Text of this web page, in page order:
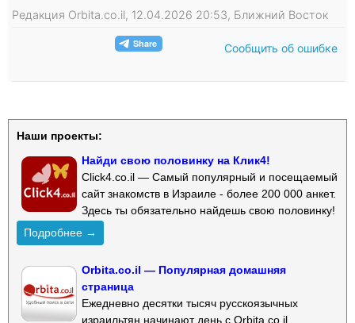
Редакция Orbita.co.il, 12.04.2026 20:53, Ближний Восток
Сообщить об ошибке
Наши проекты:
Найди свою половинку на Клик4!
Click4.co.il — Самый популярный и посещаемый
сайт знакомств в Израиле - более 200 000 анкет.
Здесь ты обязательно найдешь свою половинку!
Подробнее →
Orbita.co.il — Популярная домашняя
страница
Ежедневно десятки тысяч русскоязычных
израильтян начинают день с Orbita.co.il